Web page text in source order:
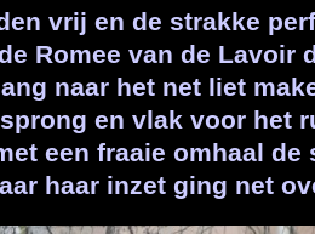
vrij en de strakke
Romee van de Lavoir
naar het net liet
en vlak voor het
een fraaie omhaal de
haar inzet ging net